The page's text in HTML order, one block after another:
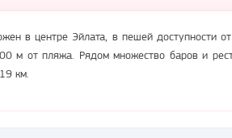
в центре Эйлата, в пешей доступности
м от пляжа. Рядом множество баров и
км.